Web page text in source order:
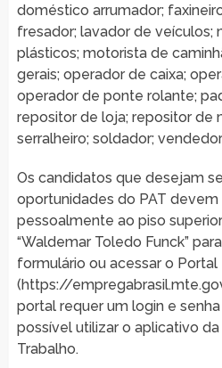
doméstico arrumador;
fresador; lavador de veículos;
plásticos; motorista de
gerais; operador de caixa;
operador de ponte rolante;
repositor de loja; repositor de
serralheiro; soldador;
Os candidatos que desejam
oportunidades do PAT
pessoalmente ao piso
“Waldemar Toledo Funck”
formulário ou acessar o Portal
(https://
portal requer um login e
possível utilizar o aplicativo
Trabalho.